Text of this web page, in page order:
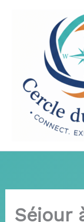
Séjour